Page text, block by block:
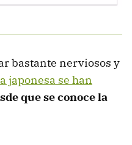
bastante nerviosos y
japonesa se han
que se conoce la